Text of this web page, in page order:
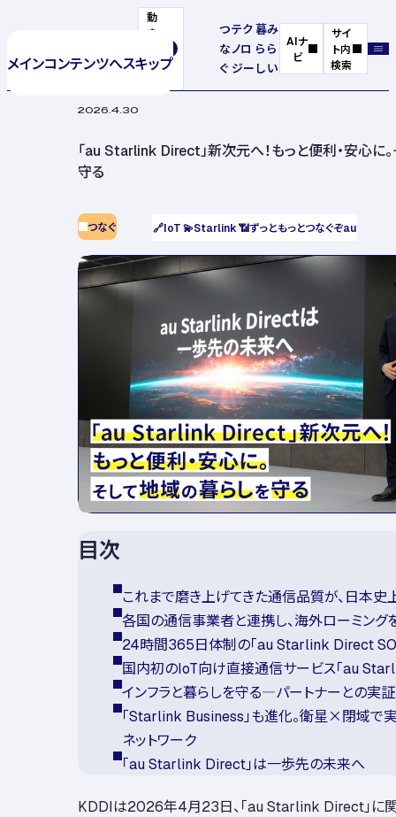
メインコンテンツへスキップ
動
き
停
つ
な
ぐ
テク
ノロ
ジー
暮
ら
し
み
ら
い
AIナ
ビ
サイ
ト内
検索
2026.4.30
「au Starlink Direct」新次元へ！もっと便利・安心に
守る
つなぐ 🔗IoT💫Starlink📶ずっともっとつなぐぞau
目次
これまで磨き上げてきた通信品質が、日本
各国の通信事業者と連携し、海外ローミン
24時間365日体制の「au Starlink Direct
国内初のIoT向け直接通信サービス「au
インフラと暮らしを守る―パートナーとの実
「Starlink Business」も進化。衛星×閉域で
ネットワーク
「au Starlink Direct」は一歩先の未来へ
KDDIは2026年4月23日、「au Starlink Direct」に